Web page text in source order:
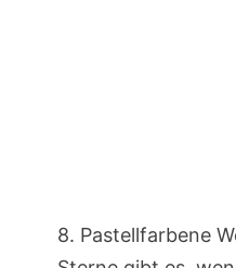
8. Pastellfarbene